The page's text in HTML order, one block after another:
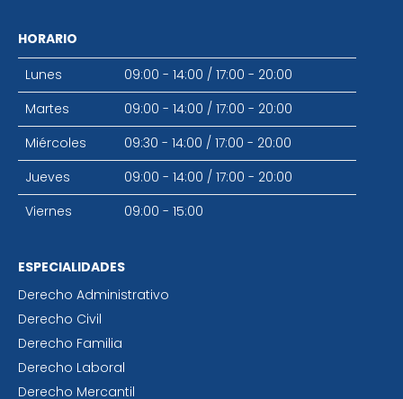
HORARIO
Lunes
09:00 - 14:00 / 17:00 - 20:00
Martes
09:00 - 14:00 / 17:00 - 20:00
Miércoles
09:30 - 14:00 / 17:00 - 20:00
Jueves
09:00 - 14:00 / 17:00 - 20:00
Viernes
09:00 - 15:00
ESPECIALIDADES
Derecho Administrativo
Derecho Civil
Derecho Familia
Derecho Laboral
Derecho Mercantil